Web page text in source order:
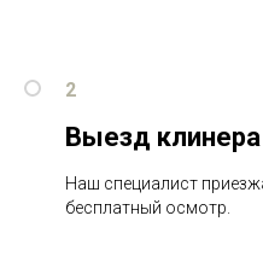
2
Выезд клинера
Наш специалист
бесплатный осмотр.